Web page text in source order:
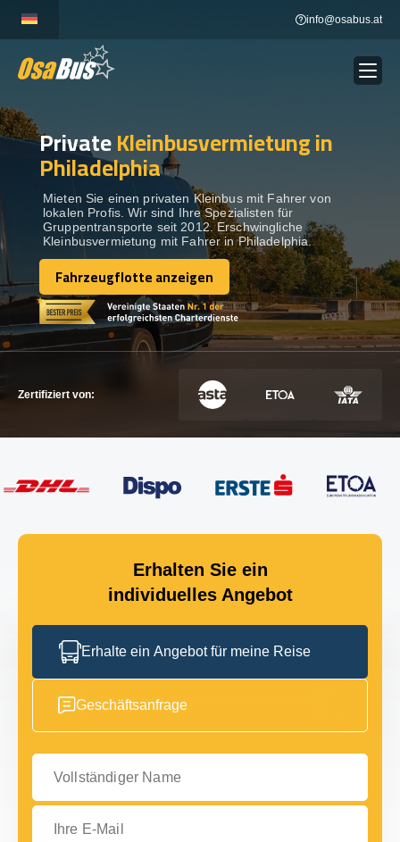
content
info@osabus.at
BUSVERMIETUNG Show dropdown
REISEZIELE
FLOTTE
KONTAKTIEREN SIE UNS
KONTAKTIEREN SIE UNS
PrivateKleinbusvermietung in
Philadelphia
Mieten Sie einen privaten Kleinbus mit Fahrer von
lokalen Profis. Wir sind Ihre Spezialisten für
Gruppentransporte seit 2012. Erschwingliche
Kleinbusvermietung mit Fahrer in Philadelphia.
Fahrzeugflotte anzeigen
Fahrzeugflotte anzeigen
Zertifiziert von:
Erhalten Sie ein
individuelles Angebot
Erhalte ein Angebot für meine Reise
Geschäftsanfrage
Vollständiger Name
Ihre E-Mail